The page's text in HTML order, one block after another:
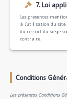
7. Loi
Les présentes
à l'utilisation du site
du ressort du siège
contraire.
Conditions
Les présentes Conditions